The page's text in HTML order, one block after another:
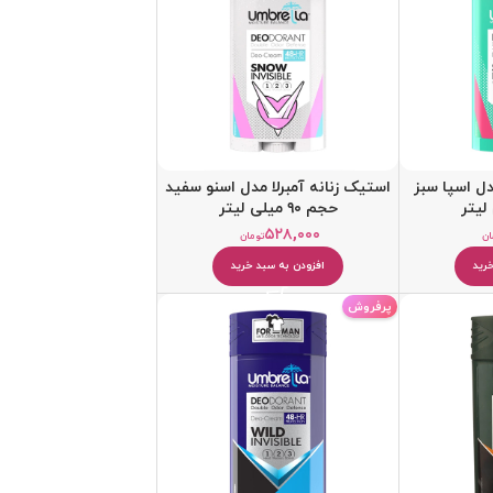
اسپا سبز
استیک زنانه آمبرلا مدل اسنو سفید
حجم ۹۰ میلی لیتر
تومان۵۲۸,۰۰۰
افزودن به سبد خرید
پرفروش